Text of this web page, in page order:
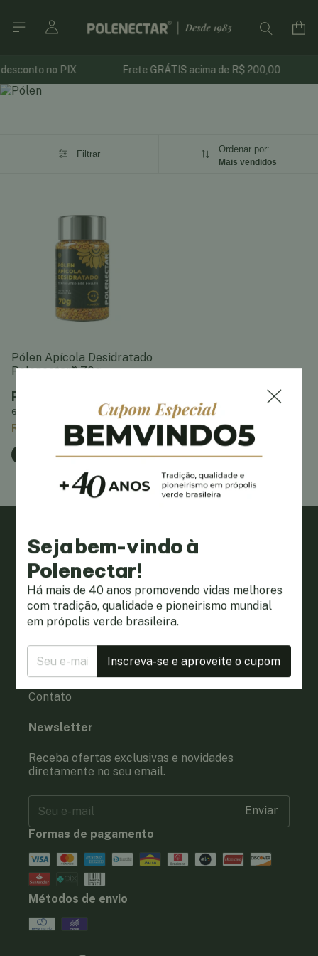
no PIX Frete GRÁTIS acima de R$ 200,00
Filtrar Ordenar por:
Mais vendidos
Pólen Apícola Desidratado
Polenectar® 70g
R$58,90
6
R$57,13 comPix
Quem somos
Produtos
Kits Promocionais
Trocas e Devoluções
Contato
Newsletter
Receba ofertas exclusivas e novidades
diretamente no seu email.
Formas de pagamento
Métodos de envio
Seja bem-vindo à
Polenectar!
Há mais de 40 anos promovendo vidas melhores
com tradição, qualidade e pioneirismo mundial
em própolis verde brasileira.
Inscreva-se e aproveite o cupom